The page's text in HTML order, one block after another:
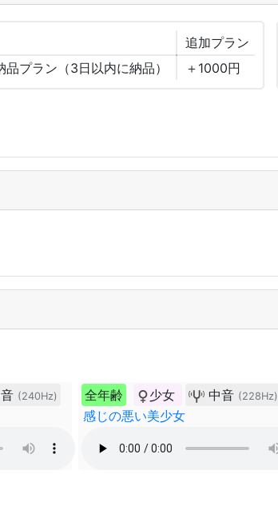
追加プラン
品プラン（3日以内に納品）
＋1000円
(240Hz) 全年齢 少女 中音 (228Hz)
感じの悪い美少女